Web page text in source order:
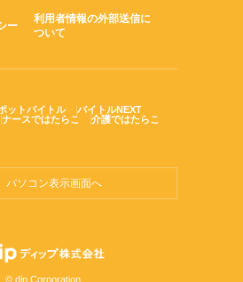
ー
利用者情報の外部送信に
ついて
ットバイトル
バイトルNEXT
ナースではたらこ 介護ではたらこ
パソコン表示画面へ
© dip Corporation.